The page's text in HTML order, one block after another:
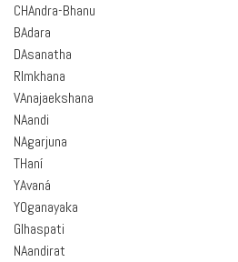
CHAndra-Bhanu
BAdara
DAsanatha
RImkhana
VAnajaekshana
NAandi
NAgarjuna
THaní
YAvaná
YOganayaka
GIhaspati
NAandirat